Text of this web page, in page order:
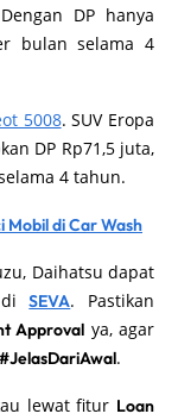
DP hanya
bulan selama 4
5008. SUV Eropa
DP Rp71,5 juta,
4 tahun.
Mobil di Car Wash
Daihatsu dapat
diSEVA. Pastikan
Approval ya, agar
#JelasDariAwal.
lewat fitur Loan